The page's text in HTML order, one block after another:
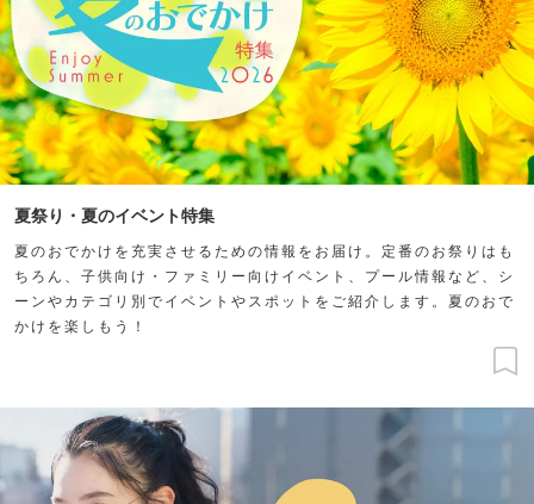
夏祭り・夏のイベント特集
夏のおでかけを充実させるための情報をお届け。定番のお祭りはも
ちろん、子供向け・ファミリー向けイベント、プール情報など、シ
ーンやカテゴリ別でイベントやスポットをご紹介します。夏のおで
かけを楽しもう！